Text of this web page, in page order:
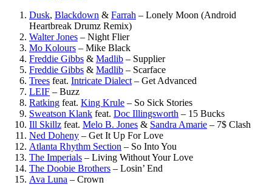
Dusk, Blackdown & Farrah – Lonely Moon (Android
Heartbreak Drumz Remix)
Walter Jones – Night Flier
Mo Kolours – Mike Black
Freddie Gibbs & Madlib – Supplier
Freddie Gibbs & Madlib – Scarface
Trees feat. Intricate Dialect – Get Advanced
LEIF – Buzz
Ratking feat. King Krule – So Sick Stories
Sweatson Klank feat. Doc Illingsworth – 15 Bucks
Ill Skillz feat. Melo B. Jones & Sandra Amarie – 7$ Clash
Ned Doheny – Get It Up For Love
Atlanta Rhythm Section – So Into You
The Imperials – Living Without Your Love
The Doobie Brothers – Losin’ End
Ava Luna – Crown